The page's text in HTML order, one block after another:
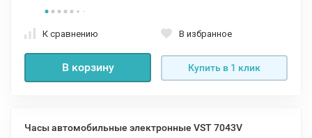
К сравнению В избранное
В корзину Купить в 1 клик
Часы автомобильные электронные VST 7043V